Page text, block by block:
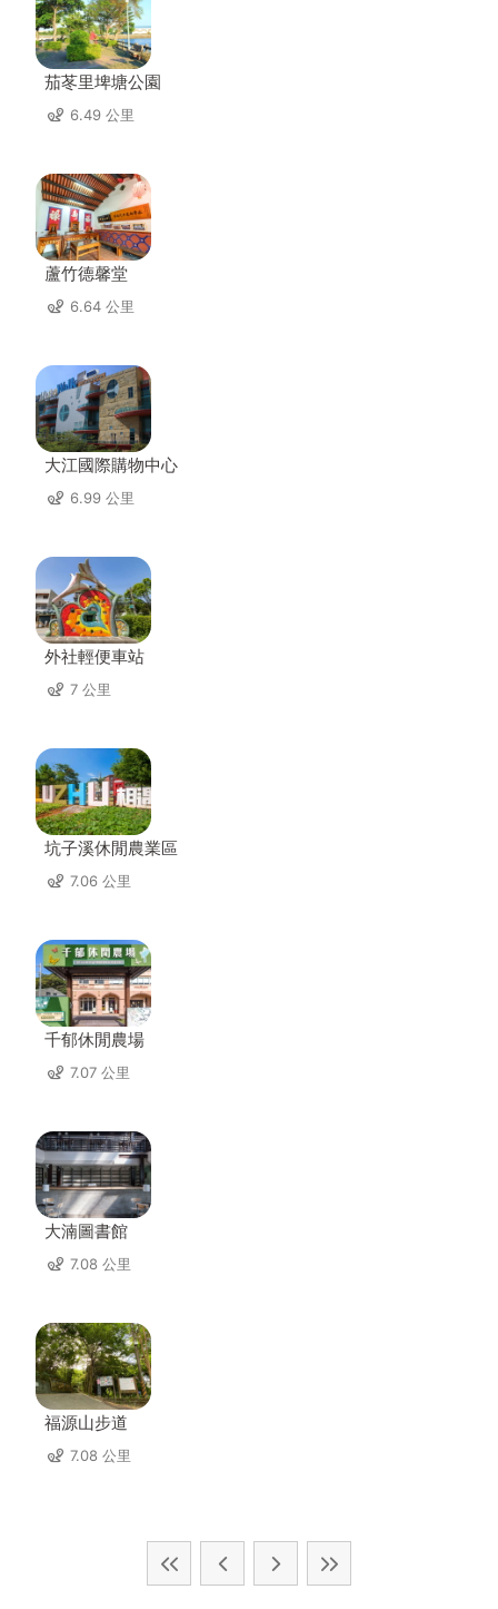
茄苳里埤塘公園
6.49 公里
蘆竹德馨堂
6.64 公里
大江國際購物中心
6.99 公里
外社輕便車站
7 公里
坑子溪休閒農業區
7.06 公里
千郁休閒農場
7.07 公里
大湳圖書館
7.08 公里
福源山步道
7.08 公里